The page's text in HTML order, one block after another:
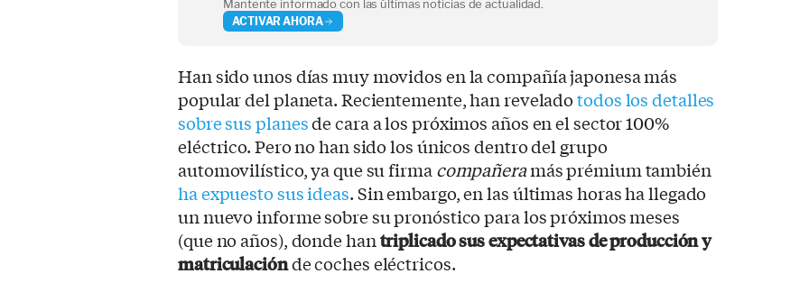
Mantente informado con las últimas noticias de actualidad.
ACTIVAR AHORA
Han sido unos días muy movidos en la compañía japonesa más
popular del planeta. Recientemente, han reveladotodos los detalles
sobre sus planesde cara a los próximos años en el sector 100%
eléctrico. Pero no han sido los únicos dentro del grupo
automovilístico, ya que su firmacompañeramás prémium también
ha expuesto sus ideas. Sin embargo, en las últimas horas ha llegado
un nuevo informe sobre su pronóstico para los próximos meses
(que no años), donde hantriplicado sus expectativas de producción y
matriculaciónde coches eléctricos.